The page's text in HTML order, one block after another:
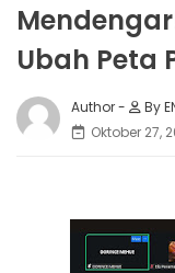
Ubah Peta
By
Oktober 27,